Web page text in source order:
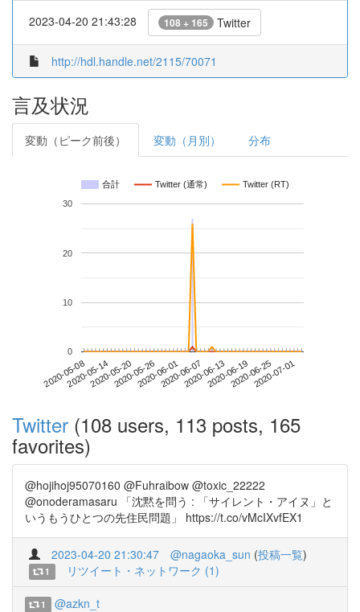
2023-04-20 21:43:28 108 + 165 Twitter
http://hdl.handle.net/2115/70071
言及状況
変動（ピーク前後） 変動（月別） 分布
合計 Twitter (通常) Twitter (RT)
2020-05-082020-05-142020-05-202020-05-262020-06-012020-06-072020-06-132020-06-192020-06-252020-07-01
0
10
20
30
Twitter (108 users, 113 posts, 165
favorites)
@hojihoj95070160 @Fuhraibow @toxic_22222
@onoderamasaru 「沈黙を問う : 「サイレント・アイヌ」と
いうもうひとつの先住民問題」 https://t.co/vMcIXvfEX1
2023-04-20 21:30:47 @nagaoka_sun (投稿一覧)
1 リツイート・ネットワーク (1)
1 @azkn_t